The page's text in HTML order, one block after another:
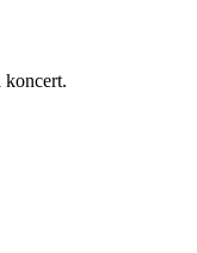
koncert.